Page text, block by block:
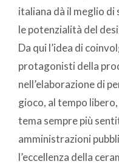
italiana dà il meglio di
le potenzialità del
Da qui l’idea di
protagonisti della
nell’elaborazione di
gioco, al tempo libero,
tema sempre più
amministrazioni
l’eccellenza della